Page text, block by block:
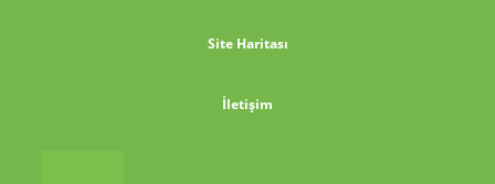
Site Haritası
İletişim